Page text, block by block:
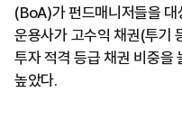
(BoA)가 펀드매니저들을
운용사가 고수익 채권(투기
투자 적격 등급 채권 비중
높았다.